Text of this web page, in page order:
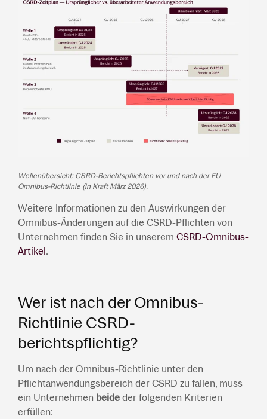
Wellenübersicht: CSRD-Berichtspflichten vor und nach der EU
Omnibus-Richtlinie (in Kraft März 2026).
Weitere Informationen zu den Auswirkungen der
Omnibus-Änderungen auf die CSRD-Pflichten von
Unternehmen finden Sie in unserem CSRD-Omnibus-
Artikel .
Wer ist nach der Omnibus-
Richtlinie CSRD-
berichtspflichtig?
Um nach der Omnibus-Richtlinie unter den
Pflichtanwendungsbereich der CSRD zu fallen, muss
ein Unternehmen beide der folgenden Kriterien
erfüllen: